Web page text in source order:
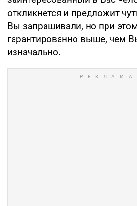
откликнется и предложит
Вы запрашивали, но при этом
гарантированно выше, чем
изначально.